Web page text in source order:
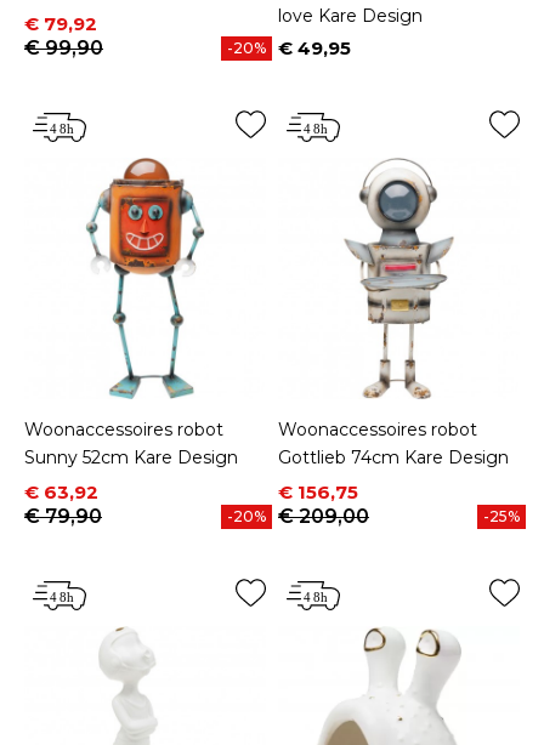
Prijs
€ 79,92
Normale prijs
€ 99,90
-20%
love Kare Design
Prijs
€ 49,95
Woonaccessoires robot
Sunny 52cm Kare Design
Prijs
€ 63,92
Normale prijs
€ 79,90
-20%
Woonaccessoires robot
Gottlieb 74cm Kare Design
Prijs
€ 156,75
Normale prijs
€ 209,00
-25%